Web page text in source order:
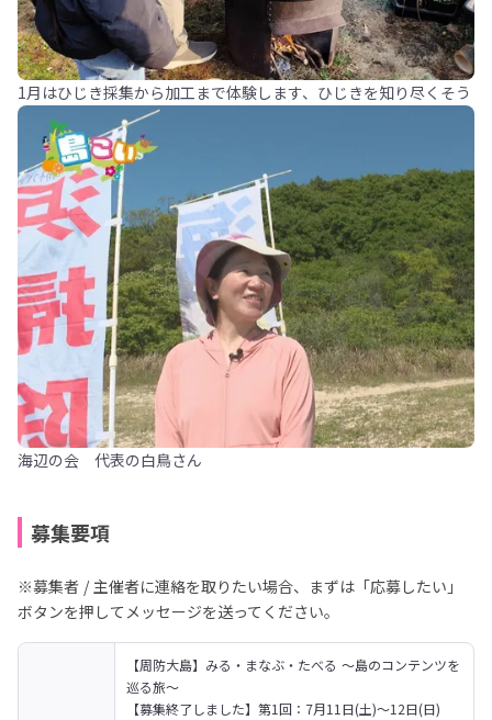
1月はひじき採集から加工まで体験します、ひじきを知り尽くそう
海辺の会 代表の白鳥さん
募集要項
※募集者 / 主催者に連絡を取りたい場合、まずは「応募したい」
ボタンを押してメッセージを送ってください。
【周防大島】みる・まなぶ・たべる ～島のコンテンツを
巡る旅～
【募集終了しました】第1回：7月11日(土)～12日(日)